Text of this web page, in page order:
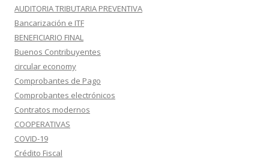
AUDITORIA TRIBUTARIA PREVENTIVA
Bancarización e ITF
BENEFICIARIO FINAL
Buenos Contribuyentes
circular economy
Comprobantes de Pago
Comprobantes electrónicos
Contratos modernos
COOPERATIVAS
COVID-19
Crédito Fiscal